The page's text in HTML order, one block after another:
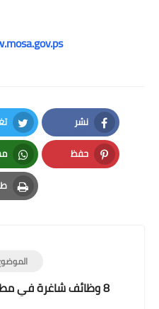
نشر
Facebook
حفظ
Pinterest
8 وظائف شاغرة في مطعم وبيتزا الطابون - غزة